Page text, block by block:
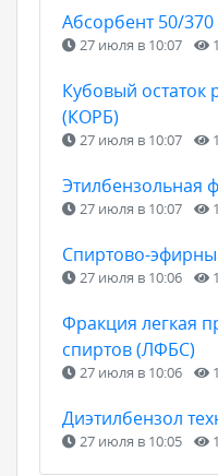
Абсорбент 50/370
27 июля в 10:07
Кубовый остаток
(КОРБ)
27 июля в 10:07
Этилбензольная
27 июля в 10:07
Спиртово-
27 июля в 10:06
Фракция легкая
спиртов (ЛФБС)
27 июля в 10:06
Диэтилбензол
27 июля в 10:05